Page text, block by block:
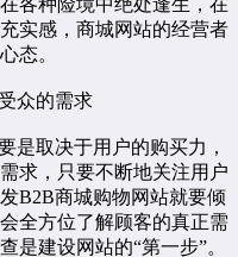
实感，商城网站的经营者
态。
众的需求
取决于用户的购买力，
求，只要不断地关注用户
B2B商城购物网站就要倾
全方位了解顾客的真正需
是建设网站的“第一步”。